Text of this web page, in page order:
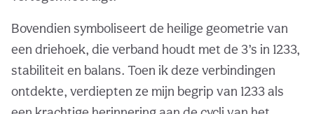
Bovendien symboliseert de heilige geometrie van
een driehoek, die verband houdt met de 3’s in 1233,
stabiliteit en balans. Toen ik deze verbindingen
ontdekte, verdiepten ze mijn begrip van 1233 als